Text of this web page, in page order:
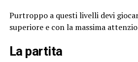
Purtroppo a questi livelli devi
superiore e con la massima
La partita